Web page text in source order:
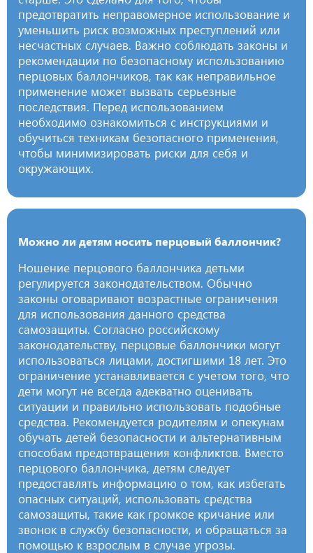
предотвратить неправомерное использование и
уменьшить риск возможных преступлений или
несчастных случаев. Важно соблюдать законы и
рекомендации по безопасному использованию
перцовых баллончиков, так как неправильное
применение может вызвать серьезные
последствия. Перед использованием
необходимо ознакомиться с инструкциями и
обучиться техникам безопасного применения,
чтобы минимизировать риски для себя и
окружающих.
Можно ли детям носить перцовый баллончик?
Ношение перцового баллончика детьми
регулируется законодательством. Обычно
законы оговаривают возрастные ограничения
для использования данного средства
самозащиты. Согласно российскому
законодательству, перцовые баллончики могут
использоваться лицами, достигшими 18 лет. Это
ограничение устанавливается с учетом того, что
дети могут не всегда адекватно оценивать
ситуации и правильно использовать подобные
средства. Рекомендуется родителям и опекунам
обучать детей безопасности и альтернативным
способам предотвращения конфликтов. Вместо
перцового баллончика, детям следует
предоставлять информацию о том, как избегать
опасных ситуаций, использовать средства
самозащиты, такие как громкое кричание или
звонок в службу безопасности, и обращаться за
помощью к взрослым в случае угрозы.